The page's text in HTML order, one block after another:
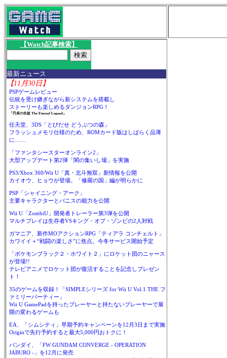
【Watch記事検索】
最新ニュース
【11月30日】
PSPゲームレビュー
伝統を受け継ぎながら新システムを搭載し
ストーリーも楽しめるダンジョンRPG！
「円卓の生徒 The Eternal Legend」
任天堂、3DS「とびだせ どうぶつの森」
フラッシュメモリ仕様のため、ROMカード版はしばらく品薄
に……
「ファンタシースターオンライン2」
大型アップデート第2弾「闇の集いし場」を実施
PS3/Xbox 360/Wii U「真・北斗無双」新情報を公開
カイオウ、ヒョウが登場。「修羅の国」編が明らかに
PSP「シャイニング・アーク」
主要キャラクターとパニスの能力を公開
Wii U「ZombiU」開発者トレーラー第3弾を公開
マルチプレイは生存者VSキング・オブ・ゾンビの2人対戦
ガマニア、新作MOアクションRPG「ティアラ コンチェルト」
カワイイ＋“戦闘の楽しさ”に焦点。今冬サービス開始予定
「ポケモンブラック２・ホワイト２」にロケット団のニャース
が登場!!
テレビアニメでロケット団が復活することを記念しプレゼン
ト！
35のゲームを収録！「SIMPLEシリーズ for Wii U Vol.1 THE フ
ァミリーパーティー」
Wii U GamePadを持ったプレーヤーと持たないプレーヤーで展
開の変わるゲームも
EA、「シムシティ」早期予約キャンペーンを12月3日まで実施
Originで先行予約すると最大5,000円おトクに！
バンダイ、「FW GUNDAM CONVERGE - OPERATION
JABURO -」を12月に発売